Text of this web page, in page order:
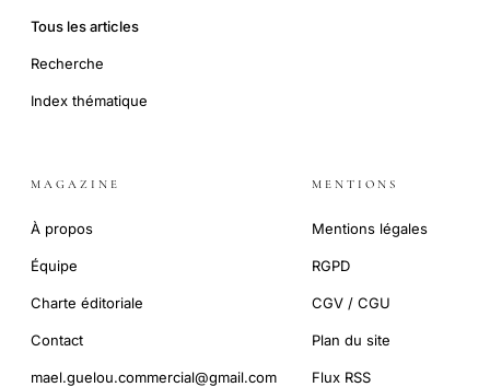
Tous les articles
Recherche
Index thématique
MAGAZINE
À propos
Équipe
Charte éditoriale
Contact
mael.guelou.commercial@gmail.com
MENTIONS
Mentions légales
RGPD
CGV / CGU
Plan du site
Flux RSS